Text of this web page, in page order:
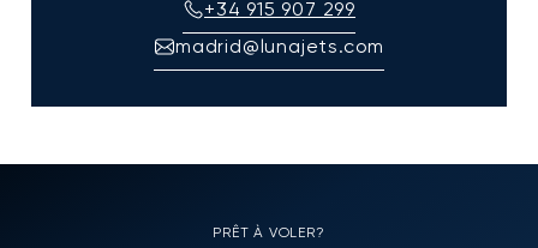
+34 915 907 299
madrid@lunajets.com
PRÊT À VOLER?